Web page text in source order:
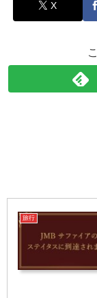
X
旅行